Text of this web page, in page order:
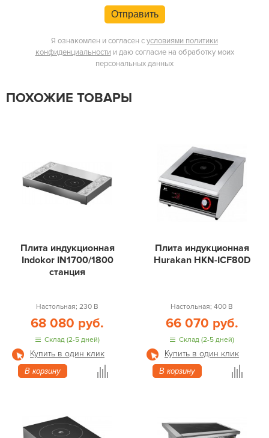
Отправить
Я ознакомлен и согласен сусловиями политики
конфиденциальности и даю согласие на обработку моих
персональных данных
ПОХОЖИЕ ТОВАРЫ
Плита индукционная
Indokor IN1700/1800
станция
Настольная; 230 В
68 080 руб.
Склад (2-5 дней)
Купить в один клик
В корзину
Плита индукционная
Hurakan HKN-ICF80D
Настольная; 400 В
66 070 руб.
Склад (2-5 дней)
Купить в один клик
В корзину